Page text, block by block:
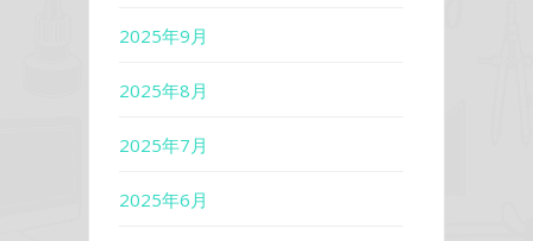
2025年9月
2025年8月
2025年7月
2025年6月